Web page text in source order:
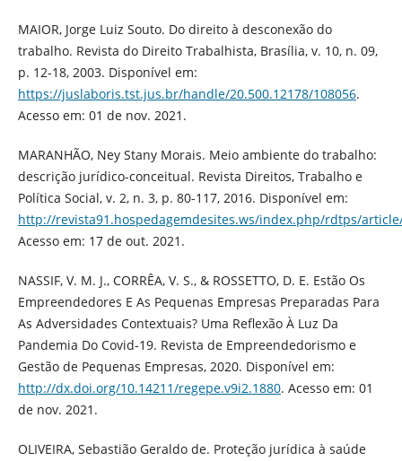
MAIOR, Jorge Luiz Souto. Do direito à desconexão do
trabalho. Revista do Direito Trabalhista, Brasília, v. 10, n. 09,
p. 12-18, 2003. Disponível em:
https://juslaboris.tst.jus.br/handle/20.500.12178/108056.
Acesso em: 01 de nov. 2021.
MARANHÃO, Ney Stany Morais. Meio ambiente do trabalho:
descrição jurídico-conceitual. Revista Direitos, Trabalho e
Política Social, v. 2, n. 3, p. 80-117, 2016. Disponível em:
http://revista91.hospedagemdesites.ws/index.php/rdtps/
Acesso em: 17 de out. 2021.
NASSIF, V. M. J., CORRÊA, V. S., & ROSSETTO, D. E. Estão Os
Empreendedores E As Pequenas Empresas Preparadas Para
As Adversidades Contextuais? Uma Reflexão À Luz Da
Pandemia Do Covid-19. Revista de Empreendedorismo e
Gestão de Pequenas Empresas, 2020. Disponível em:
http://dx.doi.org/10.14211/regepe.v9i2.1880. Acesso em: 01
de nov. 2021.
OLIVEIRA, Sebastião Geraldo de. Proteção jurídica à saúde